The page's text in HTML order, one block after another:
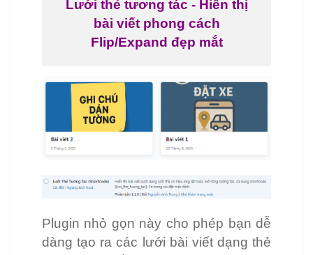
Lưới thẻ tương tác - Hiển thị
bài viết phong cách
Flip/Expand đẹp mắt
Plugin nhỏ gọn này cho phép bạn dễ
dàng tạo ra các lưới bài viết dạng thẻ